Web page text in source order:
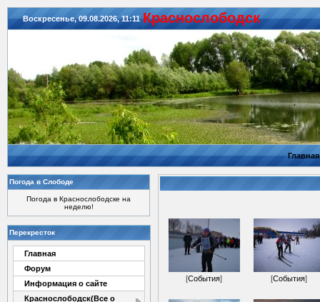
Воскресенье, 09.08.2026, 11:11 Красноcлободск
Главная
Погода в Слободе
Погода в Краснослободске на
неделю!
Перекресток
Главная
Форум
Информация о сайте
Краснослободск(Все о
[События] [События]